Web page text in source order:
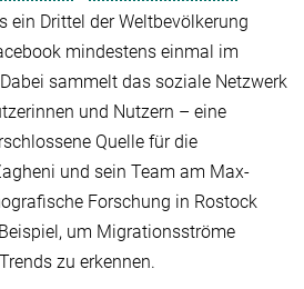
ein Drittel der Weltbevölkerung
mindestens einmal im
sammelt das soziale Netzwerk
und Nutzern – eine
Quelle für die
und sein Team am Max-
Forschung in Rostock
um Migrationsströme
zu erkennen.